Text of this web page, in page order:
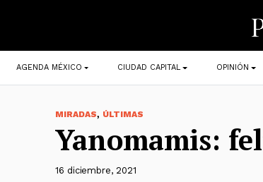
Navegación
principal
AGENDA MÉXICO CIUDAD CAPITAL OPINIÓN
MIRADAS, ÚLTIMAS
Yanomamis:
16 diciembre, 2021